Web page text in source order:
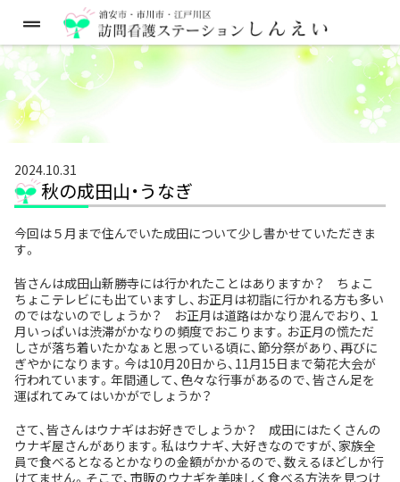
2024.10.31
秋の成田山・うなぎ
今回は５月まで住んでいた成田について少し書かせていただきま
す。
皆さんは成田山新勝寺には行かれたことはありますか？ ちょこ
ちょこテレビにも出ていますし、お正月は初詣に行かれる方も多い
のではないのでしょうか？ お正月は道路はかなり混んでおり、１
月いっぱいは渋滞がかなりの頻度でおこります。お正月の慌ただ
しさが落ち着いたかなぁと思っている頃に、節分祭があり、再びに
ぎやかになります。今は10月20日から、11月15日まで菊花大会が
行われています。年間通して、色々な行事があるので、皆さん足を
運ばれてみてはいかがでしょうか？
さて、皆さんはウナギはお好きでしょうか？ 成田にはたくさんの
ウナギ屋さんがあります。私はウナギ、大好きなのですが、家族全
員で食べるとなるとかなりの金額がかかるので、数えるほどしか行
けてません。そこで、市販のウナギを美味しく食べる方法を見つけ